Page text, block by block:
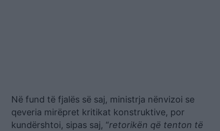
Në fund të fjalës së saj, ministrja nënvizoi se
qeveria mirëpret kritikat konstruktive, por
kundërshtoi, sipas saj, “retorikën që tenton të